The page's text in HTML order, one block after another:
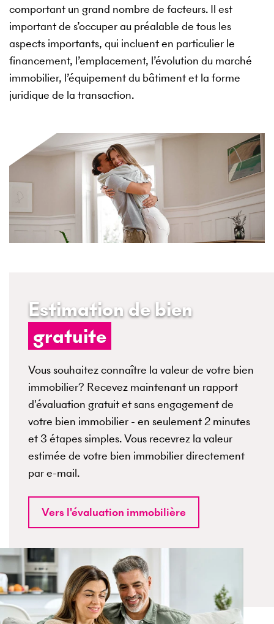
comportant un grand nombre de facteurs. Il est
important de s’occuper au préalable de tous les
aspects importants, qui incluent en particulier le
financement, l’emplacement, l’évolution du marché
immobilier, l’équipement du bâtiment et la forme
juridique de la transaction.
Estimation de bien
gratuite
Vous souhaitez connaître la valeur de votre bien
immobilier? Recevez maintenant un rapport
d'évaluation gratuit et sans engagement de
votre bien immobilier - en seulement 2 minutes
et 3 étapes simples. Vous recevrez la valeur
estimée de votre bien immobilier directement
par e-mail.
Vers l'évaluation immobilière